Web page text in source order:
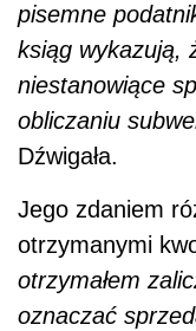
pisemne
ksiąg wykazują,
niestanowiące
obliczaniu
Dźwigała.
Jego zdaniem
otrzymanymi
otrzymałem
oznaczać